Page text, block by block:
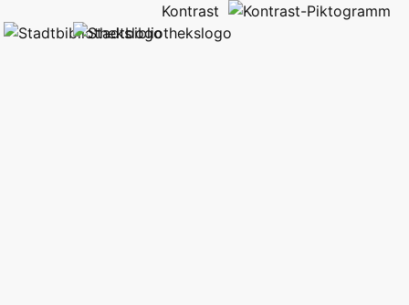
Kontrast